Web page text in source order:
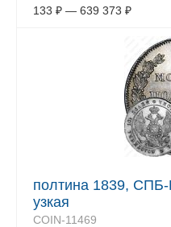
133 ₽ — 639 373 ₽
полтина 1839, СПБ-
узкая
COIN-11469